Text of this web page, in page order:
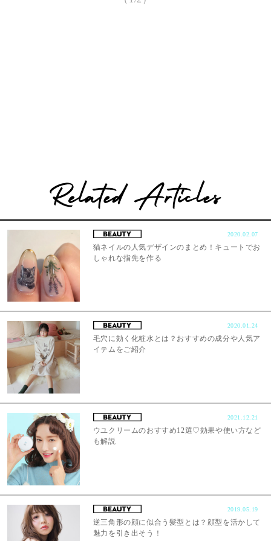
2020.02.07
猫ネイルの人気デザインのまとめ！キュートでお
しゃれな指先を作る
2020.01.24
毛穴に効く化粧水とは？おすすめの成分や人気ア
イテムをご紹介
2021.12.21
ウユクリームのおすすめ12選♡効果や使い方など
も解説
2019.05.19
逆三角形の顔に似合う髪型とは？顔型を活かして
魅力を引き出そう！